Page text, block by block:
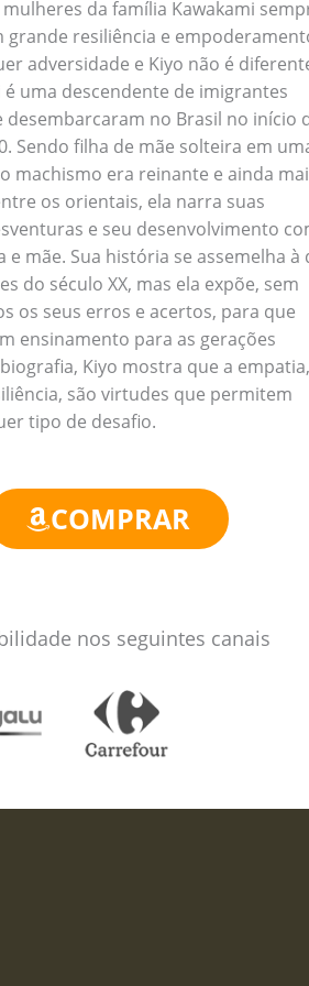
da família Kawakami
resiliência e
adversidade e Kiyo não é
é uma descendente de imigrantes
desembarcaram no Brasil no início
Sendo filha de mãe solteira em
machismo era reinante e ainda
os orientais, ela narra suas
e seu desenvolvimento
e mãe. Sua história se assemelha à
do século XX, mas ela expõe, sem
os seus erros e acertos, para que
ensinamento para as gerações
Kiyo mostra que a empatia,
são virtudes que permitem
tipo de desafio.
COMPRAR
nos seguintes canais